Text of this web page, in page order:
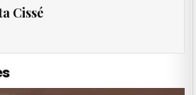
Cissé